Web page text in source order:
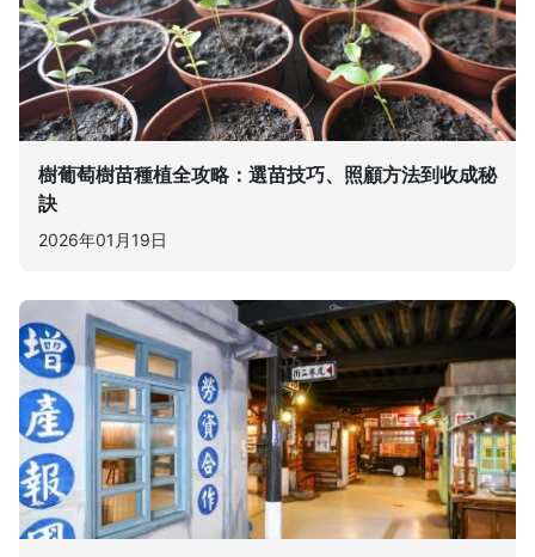
樹葡萄樹苗種植全攻略：選苗技巧、照顧方法到收成秘
訣
2026年01月19日